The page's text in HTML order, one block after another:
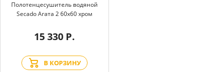
Полотенцесушитель водяной
Secado Агата 2 60x60 хром
15 330 Р.
В КОРЗИНУ